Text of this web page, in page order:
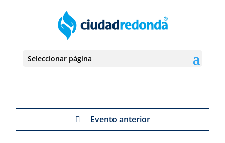
Seleccionar página
Evento anterior